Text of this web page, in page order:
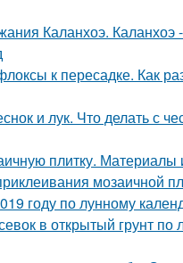
Каланхоэ. Каланхоэ
к пересадке. Как
и лук. Что делать с
плитку. Материалы
мозаичной
году по лунному
в открытый грунт по